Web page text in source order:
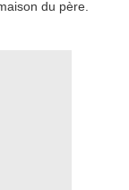
du père.